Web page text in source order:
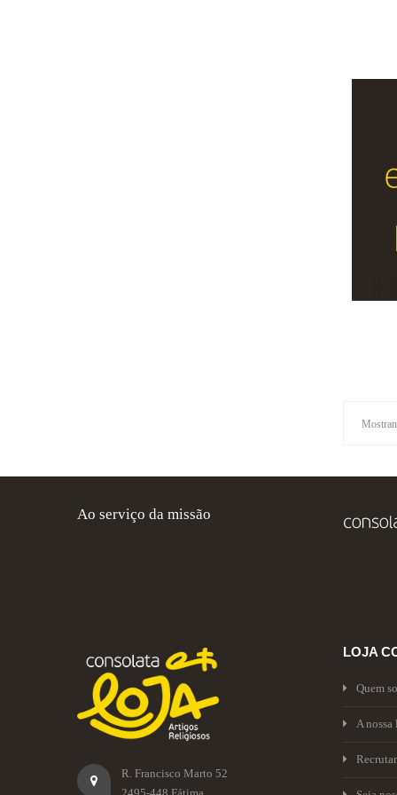
Ao serviço da missão
R. Francisco Marto 52
LOJA
Quem
A nossa